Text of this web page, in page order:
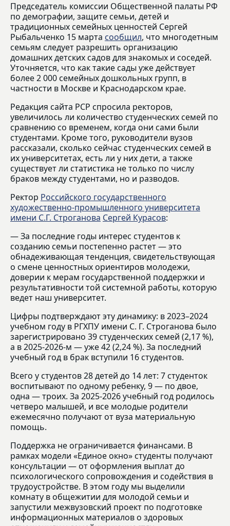
Председатель комиссии Общественной палаты РФ
по демографии, защите семьи, детей и
традиционных семейных ценностей Сергей
Рыбальченко 15 марта сообщил, что многодетным
семьям следует разрешить организацию
домашних детских садов для знакомых и соседей.
Уточняется, что как такие сады уже действует
более 2 000 семейных дошкольных групп, в
частности в Москве и Краснодарском крае.
Редакция сайта РСР спросила ректоров,
увеличилось ли количество студенческих семей по
сравнению со временем, когда они сами были
студентами. Кроме того, руководители вузов
рассказали, сколько сейчас студенческих семей в
их университетах, есть ли у них дети, а также
существует ли статистика не только по числу
браков между студентами, но и разводов.
Ректор Российского государственного
художественно-промышленного университета
имени С.Г. Строганова Сергей Курасов:
— За последние годы интерес студентов к
созданию семьи постепенно растет — это
обнадеживающая тенденция, свидетельствующая
о смене ценностных ориентиров молодежи,
доверии к мерам государственной поддержки и
результативности той системной работы, которую
ведет наш университет.
Цифры подтверждают эту динамику: в 2023–2024
учебном году в РГХПУ имени С. Г. Строганова было
зарегистрировано 39 студенческих семей (2,17 %),
а в 2025-2026‑м — уже 42 (2,24 %). За последний
учебный год в брак вступили 16 студентов.
Всего у студентов 28 детей до 14 лет: 7 студенток
воспитывают по одному ребенку, 9 — по двое,
одна — троих. За 2025-2026 учебный год родилось
четверо малышей, и все молодые родители
ежемесячно получают от вуза материальную
помощь.
Поддержка не ограничивается финансами. В
рамках модели «Единое окно» студенты получают
консультации — от оформления выплат до
психологического сопровождения и содействия в
трудоустройстве. В этом году мы выделили
комнату в общежитии для молодой семьи и
запустили межвузовский проект по подготовке
информационных материалов о здоровых